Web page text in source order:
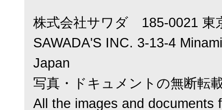
株式会社サワダ 185-0021 東
SAWADA'S INC. 3-13-4
Japan
写真・ドキュメントの無断転
All the images and documents